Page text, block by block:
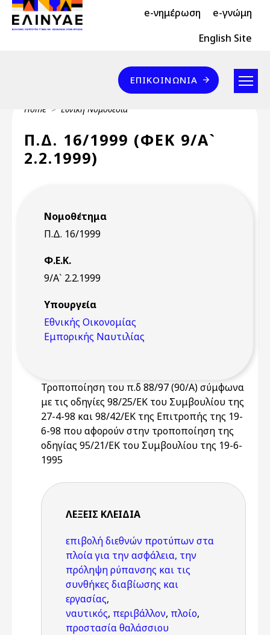
Skip to main content
Header Top 2 e-νημέρωση e-γνώμη
Header Top English Site
Επικοινωνία
ΕΠΙΚΟΙΝΩΝΊΑ
Breadcrumb
Home Εθνική Νομοθεσία
Π.Δ. 16/1999 (ΦΕΚ 9/Α`
2.2.1999)
Νομοθέτημα
Π.Δ. 16/1999
Φ.Ε.Κ.
9/Α` 2.2.1999
Υπουργεία
Εθνικής Οικονομίας
Εμπορικής Ναυτιλίας
Τροποποίηση του π.δ 88/97 (90/Α) σύμφωνα
με τις οδηγίες 98/25/ΕΚ του Συμβουλίου της
27-4-98 και 98/42/ΕΚ της Επιτροπής της 19-
6-98 που αφορούν στην τροποποίηση της
οδηγίας 95/21/ΕΚ του Συμβουλίου της 19-6-
1995
ΛΈΞΕΙΣ KΛΕΙΔΙΆ
επιβολή διεθνών προτύπων στα
πλοία για την ασφάλεια, την
πρόληψη ρύπανσης και τις
συνθήκες διαβίωσης και
εργασίας,
ναυτικός, περιβάλλον, πλοίο,
προστασία θαλάσσιου